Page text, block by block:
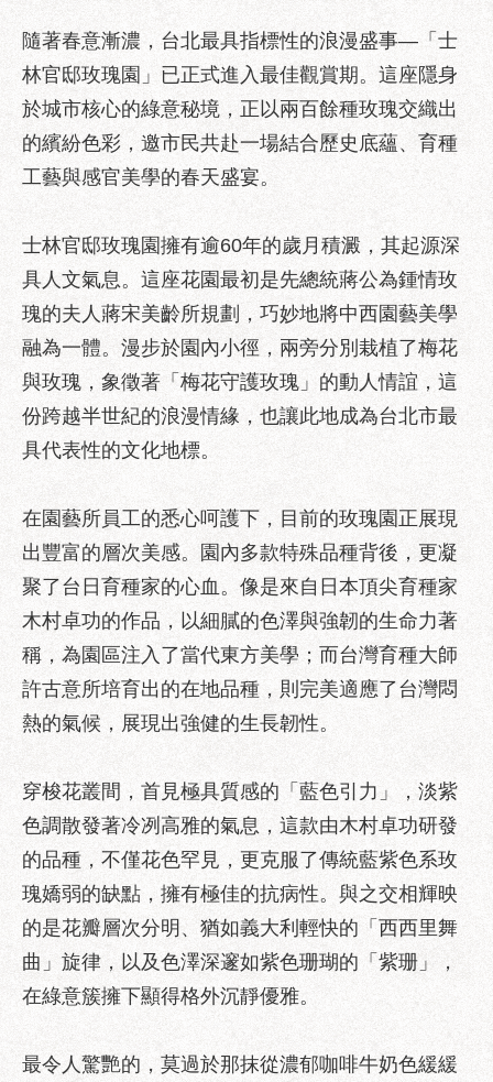
音
專
區
性
別
主
化
性
騷
擾
防
治
廉
政
園
地
便
民
服
務
道
路
挖
資
訊
合
發
包
中
心
獎
補
隨著春意漸濃，台北最具指標性的浪漫盛事—「士
林官邸玫瑰園」已正式進入最佳觀賞期。這座隱身
於城市核心的綠意秘境，正以兩百餘種玫瑰交織出
的繽紛色彩，邀市民共赴一場結合歷史底蘊、育種
工藝與感官美學的春天盛宴。
士林官邸玫瑰園擁有逾60年的歲月積澱，其起源深
具人文氣息。這座花園最初是先總統蔣公為鍾情玫
瑰的夫人蔣宋美齡所規劃，巧妙地將中西園藝美學
融為一體。漫步於園內小徑，兩旁分別栽植了梅花
與玫瑰，象徵著「梅花守護玫瑰」的動人情誼，這
份跨越半世紀的浪漫情緣，也讓此地成為台北市最
具代表性的文化地標。
在園藝所員工的悉心呵護下，目前的玫瑰園正展現
出豐富的層次美感。園內多款特殊品種背後，更凝
聚了台日育種家的心血。像是來自日本頂尖育種家
木村卓功的作品，以細膩的色澤與強韌的生命力著
稱，為園區注入了當代東方美學；而台灣育種大師
許古意所培育出的在地品種，則完美適應了台灣悶
熱的氣候，展現出強健的生長韌性。
穿梭花叢間，首見極具質感的「藍色引力」，淡紫
色調散發著冷冽高雅的氣息，這款由木村卓功研發
的品種，不僅花色罕見，更克服了傳統藍紫色系玫
瑰嬌弱的缺點，擁有極佳的抗病性。與之交相輝映
的是花瓣層次分明、猶如義大利輕快的「西西里舞
曲」旋律，以及色澤深邃如紫色珊瑚的「紫珊」，
在綠意簇擁下顯得格外沉靜優雅。
最令人驚艷的，莫過於那抹從濃郁咖啡牛奶色緩緩